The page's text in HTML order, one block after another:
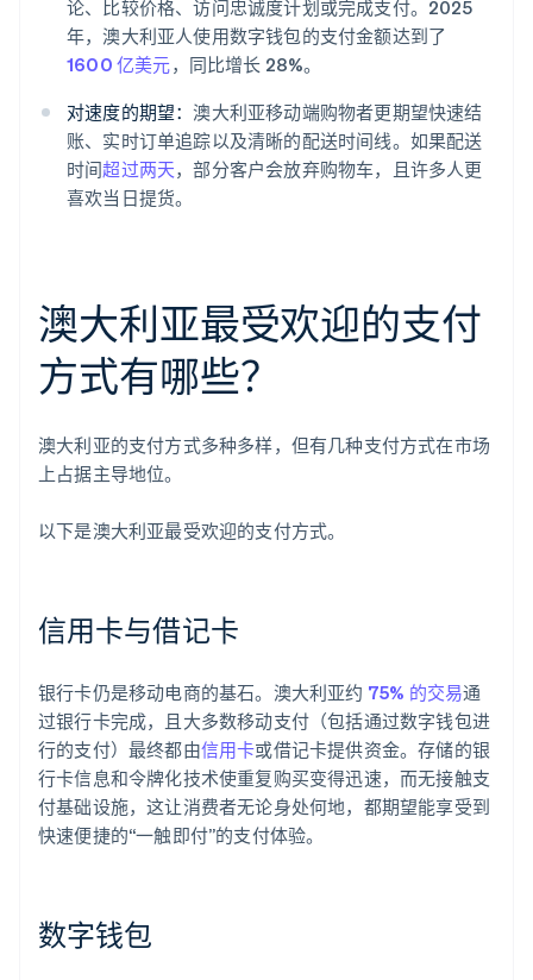
论、比较价格、访问忠诚度计划或完成支付。2025
年，澳大利亚人使用数字钱包的支付金额达到了
1600 亿美元，同比增长 28%。
对速度的期望：澳大利亚移动端购物者更期望快速结
账、实时订单追踪以及清晰的配送时间线。如果配送
时间超过两天，部分客户会放弃购物车，且许多人更
喜欢当日提货。
澳大利亚最受欢迎的支付
方式有哪些？
澳大利亚的支付方式多种多样，但有几种支付方式在市场
上占据主导地位。
以下是澳大利亚最受欢迎的支付方式。
信用卡与借记卡
银行卡仍是移动电商的基石。澳大利亚约 75% 的交易通
过银行卡完成，且大多数移动支付（包括通过数字钱包进
行的支付）最终都由信用卡或借记卡提供资金。存储的银
行卡信息和令牌化技术使重复购买变得迅速，而无接触支
付基础设施，这让消费者无论身处何地，都期望能享受到
快速便捷的“一触即付”的支付体验。
数字钱包